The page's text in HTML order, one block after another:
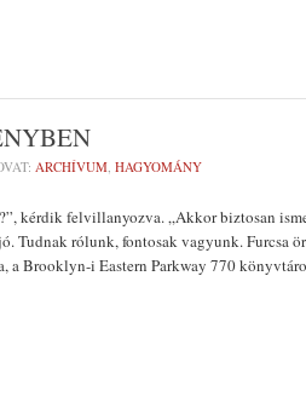
ARCHÍVUM, HAGYOMÁNY
kérdik felvillanyozva. „Akkor biztosan
Tudnak rólunk, fontosak vagyunk. Furcsa
a Brooklyn-i Eastern Parkway 770